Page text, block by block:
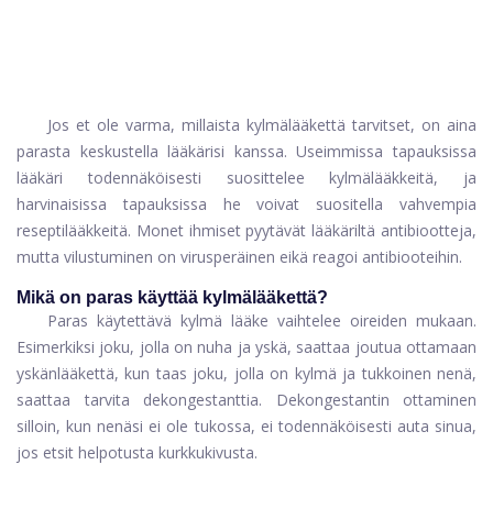
Jos et ole varma, millaista kylmälääkettä tarvitset, on aina
parasta keskustella lääkärisi kanssa. Useimmissa tapauksissa
lääkäri todennäköisesti suosittelee kylmälääkkeitä, ja
harvinaisissa tapauksissa he voivat suositella vahvempia
reseptilääkkeitä. Monet ihmiset pyytävät lääkäriltä antibiootteja,
mutta vilustuminen on virusperäinen eikä reagoi antibiooteihin.
Mikä on paras käyttää kylmälääkettä?
Paras käytettävä kylmä lääke vaihtelee oireiden mukaan.
Esimerkiksi joku, jolla on nuha ja yskä, saattaa joutua ottamaan
yskänlääkettä, kun taas joku, jolla on kylmä ja tukkoinen nenä,
saattaa tarvita dekongestanttia. Dekongestantin ottaminen
silloin, kun nenäsi ei ole tukossa, ei todennäköisesti auta sinua,
jos etsit helpotusta kurkkukivusta.